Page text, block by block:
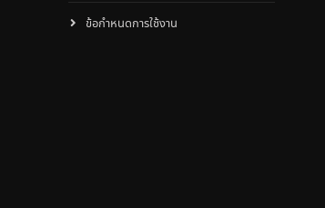
ข้อกำหนดการใช้งาน